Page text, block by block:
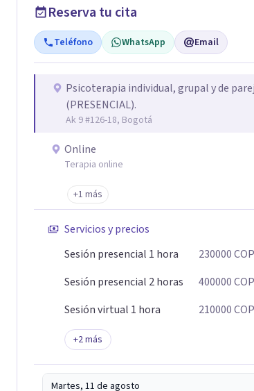
Reserva tu cita
Teléfono WhatsApp Email
Psicoterapia individual, grupal y de
(PRESENCIAL).
Ak 9 #126-18, Bogotá
Online
Terapia online
+1 más
Servicios y precios
Sesión presencial 1 hora
230000COP
Sesión presencial 2 horas
400000COP
Sesión virtual 1 hora
210000COP
+2más
Martes, 11 de agosto